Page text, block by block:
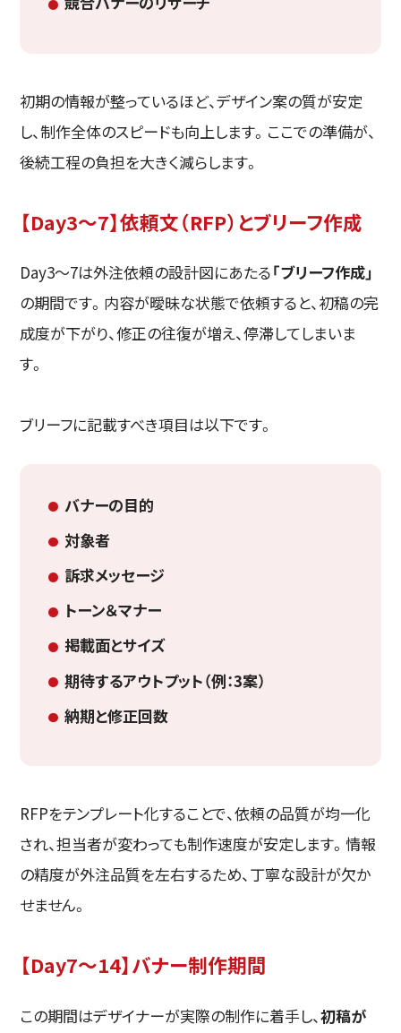
初期の情報が整っているほど、デザイン案の質が安定
し、制作全体のスピードも向上します。ここでの準備が、
後続工程の負担を大きく減らします。
【Day3〜7】依頼文（RFP）とブリーフ作成
Day3〜7は外注依頼の設計図にあたる「ブリーフ作成」
の期間です。内容が曖昧な状態で依頼すると、初稿の完
成度が下がり、修正の往復が増え、停滞してしまいま
す。
ブリーフに記載すべき項目は以下です。
バナーの目的
対象者
訴求メッセージ
トーン＆マナー
掲載面とサイズ
期待するアウトプット（例：3案）
納期と修正回数
RFPをテンプレート化することで、依頼の品質が均一化
され、担当者が変わっても制作速度が安定します。情報
の精度が外注品質を左右するため、丁寧な設計が欠か
せません。
【Day7〜14】バナー制作期間
この期間はデザイナーが実際の制作に着手し、初稿が